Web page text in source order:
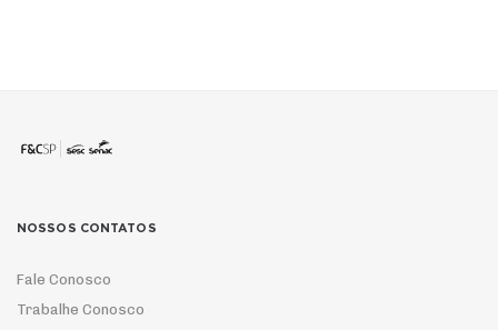
NOSSOS CONTATOS
Fale Conosco
Trabalhe Conosco